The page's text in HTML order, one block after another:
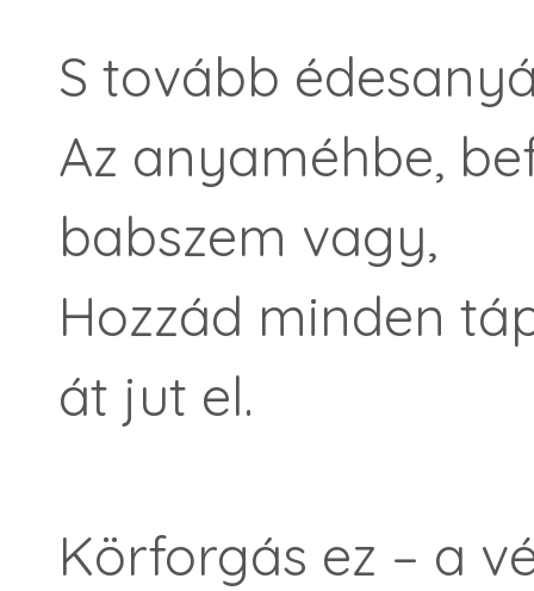
S tovább
Az anyaméhbe,
babszem vagy,
Hozzád minden
át jut el.
Körforgás ez – a